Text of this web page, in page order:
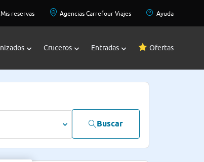
Mis reservas Agencias Carrefour Viajes Ayuda
Cruceros Entradas Ofertas
Buscar